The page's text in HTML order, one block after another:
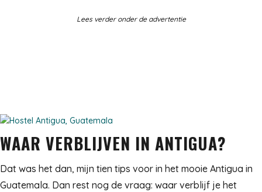
Lees verder onder de advertentie
WAAR VERBLIJVEN IN ANTIGUA?
Dat was het dan, mijn tien tips voor in het mooie Antigua in
Guatemala. Dan rest nog de vraag: waar verblijf je het